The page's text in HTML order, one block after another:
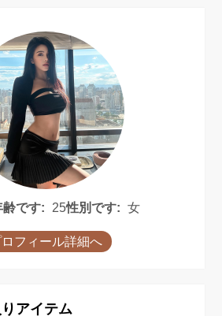
齢です: 25性別です: 女
ロフィール詳細へ
アイテム